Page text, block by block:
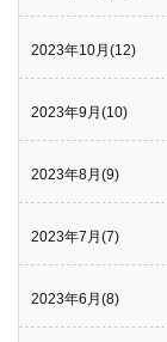
2023年10月(12)
2023年9月(10)
2023年8月(9)
2023年7月(7)
2023年6月(8)